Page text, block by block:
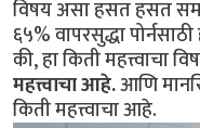
विषय असा हसत हसत
६५% वापरसुद्धा
की, हा किती महत्त्वाचा
महत्त्वाचा आहे.आणि
किती महत्त्वाचा आहे.